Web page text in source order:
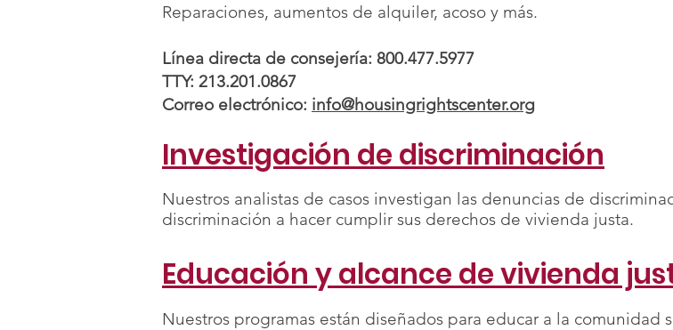
Reparaciones, aumentos de alquiler, acoso y más.
Línea directa de consejería: 800.477.5977
TTY: 213.201.0867
Correo electrónico: info@housingrightscenter.org
Investigación de discriminación
Nuestros analistas de casos investigan las denuncias de
discriminación a hacer cumplir sus derechos de vivienda justa.
Educación y alcance de vivienda
Nuestros programas están diseñados para educar a la comunidad